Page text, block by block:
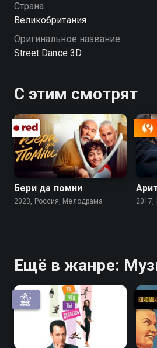
Страна
Великобритания
Оригинальное название
Street Dance 3D
С этим смотрят
Бери да помни
2023, Россия, Мелодрама 2017,
Ещё в жанре: